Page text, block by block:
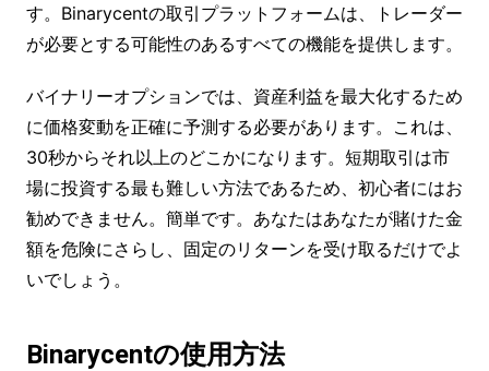
す。Binarycentの取引プラットフォームは、トレーダー
が必要とする可能性のあるすべての機能を提供します。
バイナリーオプションでは、資産利益を最大化するため
に価格変動を正確に予測する必要があります。これは、
30秒からそれ以上のどこかになります。短期取引は市
場に投資する最も難しい方法であるため、初心者にはお
勧めできません。簡単です。あなたはあなたが賭けた金
額を危険にさらし、固定のリターンを受け取るだけでよ
いでしょう。
Binarycentの使用方法